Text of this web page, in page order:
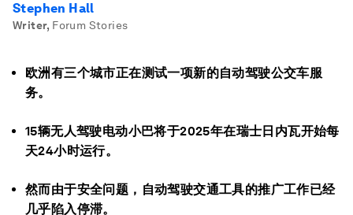
Stephen Hall
Writer, Forum Stories
欧洲有三个城市正在测试一项新的自动驾驶公交车服
务。
15辆无人驾驶电动小巴将于2025年在瑞士日内瓦开始每
天24小时运行。
然而由于安全问题，自动驾驶交通工具的推广工作已经
几乎陷入停滞。